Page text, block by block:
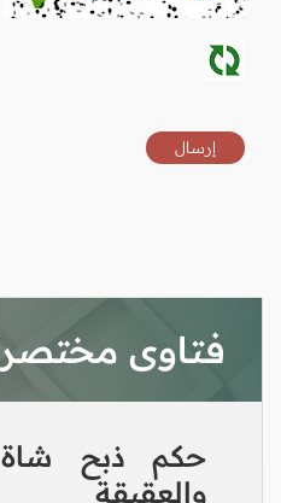
فتاوى
حكم ذبح شاة
والعقيقة